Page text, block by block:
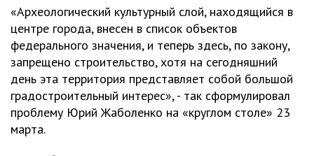
«Археологический культурный слой, находящийся в
центре города, внесен в список объектов
федерального значения, и теперь здесь, по закону,
запрещено строительство, хотя на сегодняшний
день эта территория представляет собой большой
градостроительный интерес», - так сформулировал
проблему Юрий Жаболенко на «круглом столе» 23
марта.